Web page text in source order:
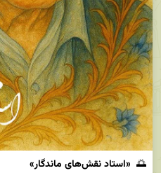
🌅 «استاد نقش‌های ماندگار»